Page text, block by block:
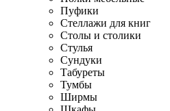
Пуфики
Стеллажи для книг
Столы и столики
Стулья
Сундуки
Табуреты
Тумбы
Ширмы